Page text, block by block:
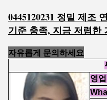
0445120231 정밀 제조
기준 충족, 지금 저렴한
자유롭게 문의하세요
영